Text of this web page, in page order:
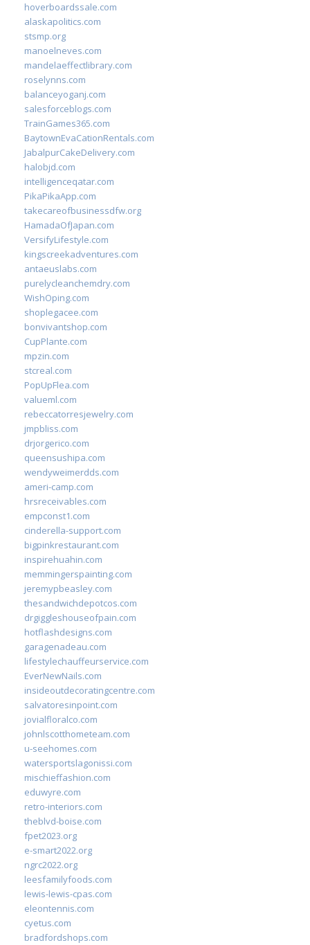
hoverboardssale.com
alaskapolitics.com
stsmp.org
manoelneves.com
mandelaeffectlibrary.com
roselynns.com
balanceyoganj.com
salesforceblogs.com
TrainGames365.com
BaytownEvaCationRentals.com
JabalpurCakeDelivery.com
halobjd.com
intelligenceqatar.com
PikaPikaApp.com
takecareofbusinessdfw.org
HamadaOfJapan.com
VersifyLifestyle.com
kingscreekadventures.com
antaeuslabs.com
purelycleanchemdry.com
WishOping.com
shoplegacee.com
bonvivantshop.com
CupPlante.com
mpzin.com
stcreal.com
PopUpFlea.com
valueml.com
rebeccatorresjewelry.com
jmpbliss.com
drjorgerico.com
queensushipa.com
wendyweimerdds.com
ameri-camp.com
hrsreceivables.com
empconst1.com
cinderella-support.com
bigpinkrestaurant.com
inspirehuahin.com
memmingerspainting.com
jeremypbeasley.com
thesandwichdepotcos.com
drgiggleshouseofpain.com
hotflashdesigns.com
garagenadeau.com
lifestylechauffeurservice.com
EverNewNails.com
insideoutdecoratingcentre.com
salvatoresinpoint.com
jovialfloralco.com
johnlscotthometeam.com
u-seehomes.com
watersportslagonissi.com
mischieffashion.com
eduwyre.com
retro-interiors.com
theblvd-boise.com
fpet2023.org
e-smart2022.org
ngrc2022.org
leesfamilyfoods.com
lewis-lewis-cpas.com
eleontennis.com
cyetus.com
bradfordshops.com